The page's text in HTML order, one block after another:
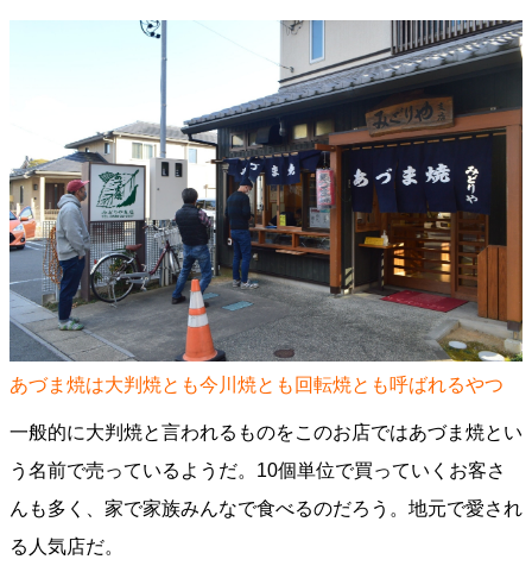
あづま焼は大判焼とも今川焼とも回転焼とも呼ばれるやつ
一般的に大判焼と言われるものをこのお店ではあづま焼とい
う名前で売っているようだ。10個単位で買っていくお客さ
んも多く、家で家族みんなで食べるのだろう。地元で愛され
る人気店だ。